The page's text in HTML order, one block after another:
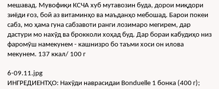
мешавад. Мувофиқи КСЧА хуб мутавозин буда, дорои миқдори
зиёди ғоз, бой аз витаминҳо ва маъданҳо мебошад. Барои покеи
сабз, мо ҳама гуна сабзавоти ранги лозимаро мегирем, дар
дастури мо нахӯд ва брокколи хоҳад буд. Дар бораи кабудиҳо низ
фаромӯш намекунем - кашнизро бо таъми хоси он илова
мекунем. 137 ккал/ 100 г
6-09.11.jpg
ИНГРЕДИЕНТҲО: Нахӯди наврасидаи Bonduelle 1 бонка (400 г);